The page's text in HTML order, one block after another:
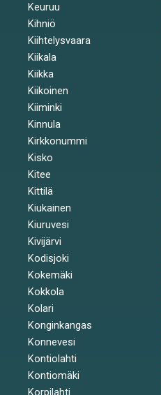
Keuruu
Kihniö
Kiihtelysvaara
Kiikala
Kiikka
Kiikoinen
Kiiminki
Kinnula
Kirkkonummi
Kisko
Kitee
Kittilä
Kiukainen
Kiuruvesi
Kivijärvi
Kodisjoki
Kokemäki
Kokkola
Kolari
Konginkangas
Konnevesi
Kontiolahti
Kontiomäki
Korpilahti